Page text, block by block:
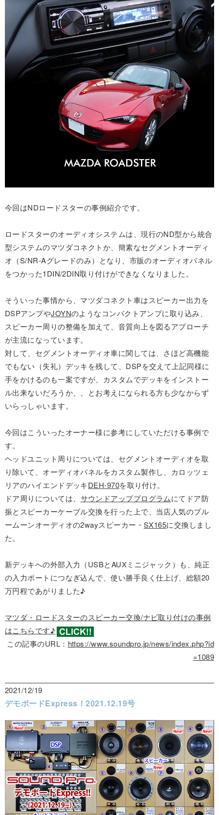
今回はNDロードスターの事例紹介です。
ロードスターのオーディオシステムは、現行のND型から統合
型システムのマツダコネクトか、簡素なセグメントオーディ
オ（S/NR-Aグレードのみ）となり、市販のオーディオパネル
をつかった1DIN/2DIN取り付けができなくなりました。
そういった事情から、マツダコネクト車はスピーカー出力を
DSPアンプやJOYNのようなコンパクトアンプに取り込み、
スピーカー周りの整備を加えて、音質向上を図るアプローチ
が主流になっています。
対して、セグメントオーディオ車に関しては、さほど高機能
でもない（失礼）デッキを残して、DSPを交えて上記同様に
手をかけるのも一案ですが、カスタムでデッキをインストー
ル出来ないだろうか、、とお考えになられる方も少なからず
いらっしゃいます。
今回はこういったオーナー様に参考にしていただける事例で
す。
ヘッドユニット周りについては、セグメントオーディオを取
り除いて、オーディオパネルをカスタム製作し、カロッツェ
リアのハイエンドデッキDEH-970を取り付け。
ドア周りについては、 サウンドアッププログラムにてドア防
振とスピーカーケーブル交換を行った上で、当店人気のブル
ームーンオーディオの2wayスピーカー・ SX165に交換しまし
た。
新デッキへの外部入力（USBとAUXミニジャック）も、純正
の入力ポートにつなぎ込んで、使い勝手良く仕上げ、総額20
万円程であがりました♪
マツダ・ロードスターのスピーカー交換/ナビ取り付けの事例
はこちらです♪
この記事のURL： https://www.soundpro.jp/news/index.php?id
=1089
2021/12/19
デモボードExpress！2021.12.19号